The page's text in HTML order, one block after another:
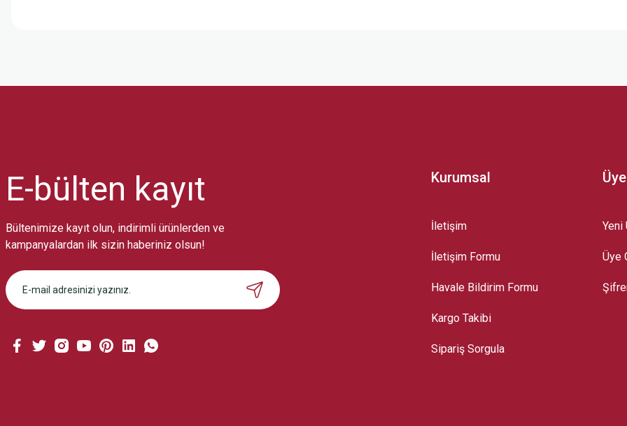
Bu ürüne benzer farklı alternatifler olmalı.
Gönder
E-bülten kayıt
Bültenimize kayıt olun, indirimli ürünlerden ve
kampanyalardan ilk sizin haberiniz olsun!
Kurumsal
İletişim
İletişim Formu
Havale Bildirim Formu
Kargo Takibi
Sipariş Sorgula
Yeni
Üye